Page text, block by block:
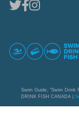
Swim Guide, "Swim Drink
DRINK FISH CANADA |